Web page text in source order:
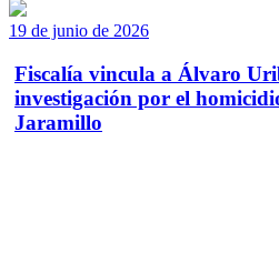
19 de junio de 2026
Fiscalía vincula a Álvaro
investigación por el
Jaramillo